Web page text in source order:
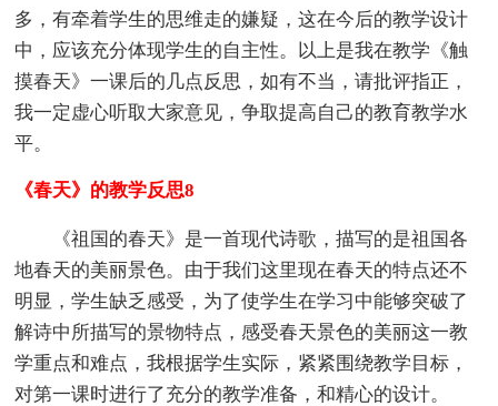
多，有牵着学生的思维走的嫌疑，这在今后的教学设计
中，应该充分体现学生的自主性。以上是我在教学《触
摸春天》一课后的几点反思，如有不当，请批评指正，
我一定虚心听取大家意见，争取提高自己的教育教学水
平。
《春天》的教学反思8
《祖国的春天》是一首现代诗歌，描写的是祖国各
地春天的美丽景色。由于我们这里现在春天的特点还不
明显，学生缺乏感受，为了使学生在学习中能够突破了
解诗中所描写的景物特点，感受春天景色的美丽这一教
学重点和难点，我根据学生实际，紧紧围绕教学目标，
对第一课时进行了充分的教学准备，和精心的设计。